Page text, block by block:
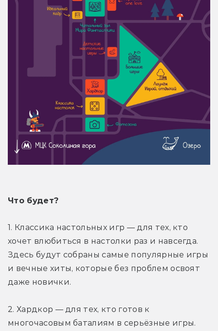
Что будет?
1. Классика настольных игр — для тех, кто
хочет влюбиться в настолки раз и навсегда.
Здесь будут собраны самые популярные игры
и вечные хиты, которые без проблем освоят
даже новички.
2. Хардкор — для тех, кто готов к
многочасовым баталиям в серьёзные игры.